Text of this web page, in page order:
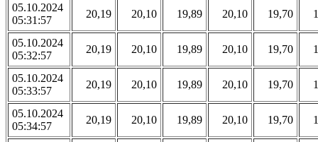
05.10.2024
05:31:57
20,19 20,10 19,89 20,10 19,70
05.10.2024
05:32:57
20,19 20,10 19,89 20,10 19,70
05.10.2024
05:33:57
20,19 20,10 19,89 20,10 19,70
05.10.2024
05:34:57
20,19 20,10 19,89 20,10 19,70